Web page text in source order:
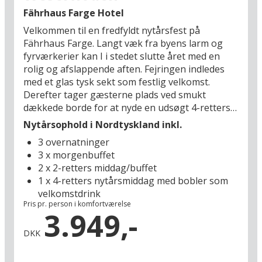
svømmehallen. Dette er en ferie, hvor I kan
kombinere afslapning med spændende
udflugter, inden det nye år begynder.
Fährhaus Farge Hotel
Velkommen til en fredfyldt nytårsfest på
Fährhaus Farge. Langt væk fra byens larm og
fyrværkerier kan I i stedet slutte året med en
rolig og afslappende aften. Fejringen indledes
med et glas tysk sekt som festlig velkomst.
Derefter tager gæsterne plads ved smukt
dækkede borde for at nyde en udsøgt 4-retters
nytårsmiddag. Under middagen spilles rolig
baggrundsmusik, som skaber en stille og intim
atmosfære. Dette er det perfekte sted for jer,
der drømmer om en nytårsaften i fred og ro,
hvor I kan reflektere over det gamle år og byde
det nye velkommen i en afslappet stemning.
Hotellet har en skøn beliggenhed ved bredden af
den stille Weserflod, hvilket giver det perfekte
udgangspunkt for en ferie til vinter i
Nytårsophold i Nordtyskland inkl.
3 overnatninger
3 x morgenbuffet
2 x 2-retters middag/buffet
1 x 4-retters nytårsmiddag med bobler som
velkomstdrink
Pris pr. person i komfortværelse
DKK 3.949,-